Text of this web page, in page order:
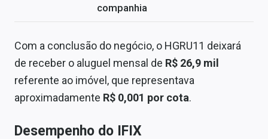
companhia
Com a conclusão do negócio, o HGRU11 deixará
de receber o aluguel mensal de R$ 26,9 mil
referente ao imóvel, que representava
aproximadamente R$ 0,001 por cota.
Desempenho do IFIX